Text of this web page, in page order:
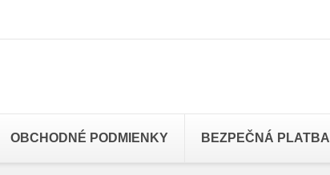
OBCHODNÉ PODMIENKY BEZPEČNÁ PLATBA